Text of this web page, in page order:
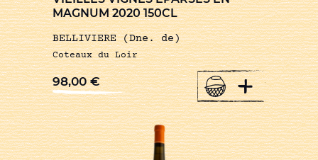
MAGNUM 2020 150CL
BELLIVIERE (Dne. de)
Coteaux du Loir
98,00€ +